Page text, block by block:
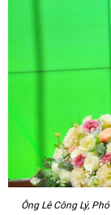
Phát biểu kết
Thường trực
là “hạ tầng
chức các dòng